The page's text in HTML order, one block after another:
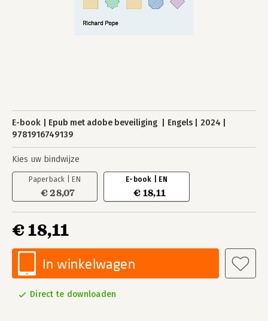
E-book Epub met adobe beveiliging Engels
2024
9781916749139
Kies uw bindwijze
Paperback | EN
€ 28,07
E-book | EN
€ 18,11
€ 18,11
In winkelwagen
Direct te downloaden